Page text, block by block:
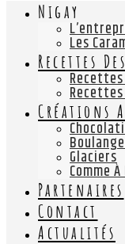
Nigay
Les
Recettes
Créations
Glaciers
Comme
Partenaires
Contact
Actualités